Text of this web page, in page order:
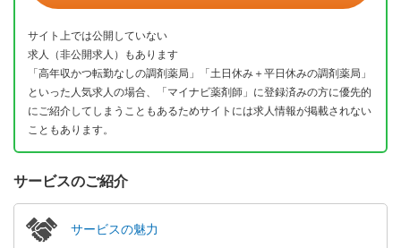
サイト上では公開していない
求人（非公開求人）もあります
「高年収かつ転勤なしの調剤薬局」「土日休み＋平日休みの調剤薬局」
といった人気求人の場合、「マイナビ薬剤師」に登録済みの方に優先的
にご紹介してしまうこともあるためサイトには求人情報が掲載されない
こともあります。
サービスのご紹介
サービスの魅力